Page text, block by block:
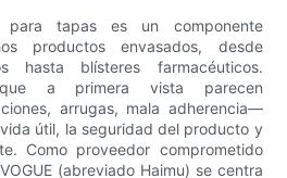
tapas es un componente
productos envasados, desde
hasta blísteres farmacéuticos.
a primera vista parecen
arrugas, mala adherencia—
útil, la seguridad del producto y
Como proveedor comprometido
(abreviado Haimu) se centra